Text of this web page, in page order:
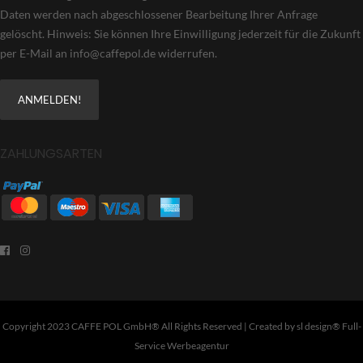
Daten werden nach abgeschlossener Bearbeitung Ihrer Anfrage
gelöscht. Hinweis: Sie können Ihre Einwilligung jederzeit für die Zukunft
per E-Mail an info@caffepol.de widerrufen.
ZAHLUNGSARTEN
Copyright 2023 CAFFE POL GmbH® All Rights Reserved | Created bysl design® Full-
Service Werbeagentur